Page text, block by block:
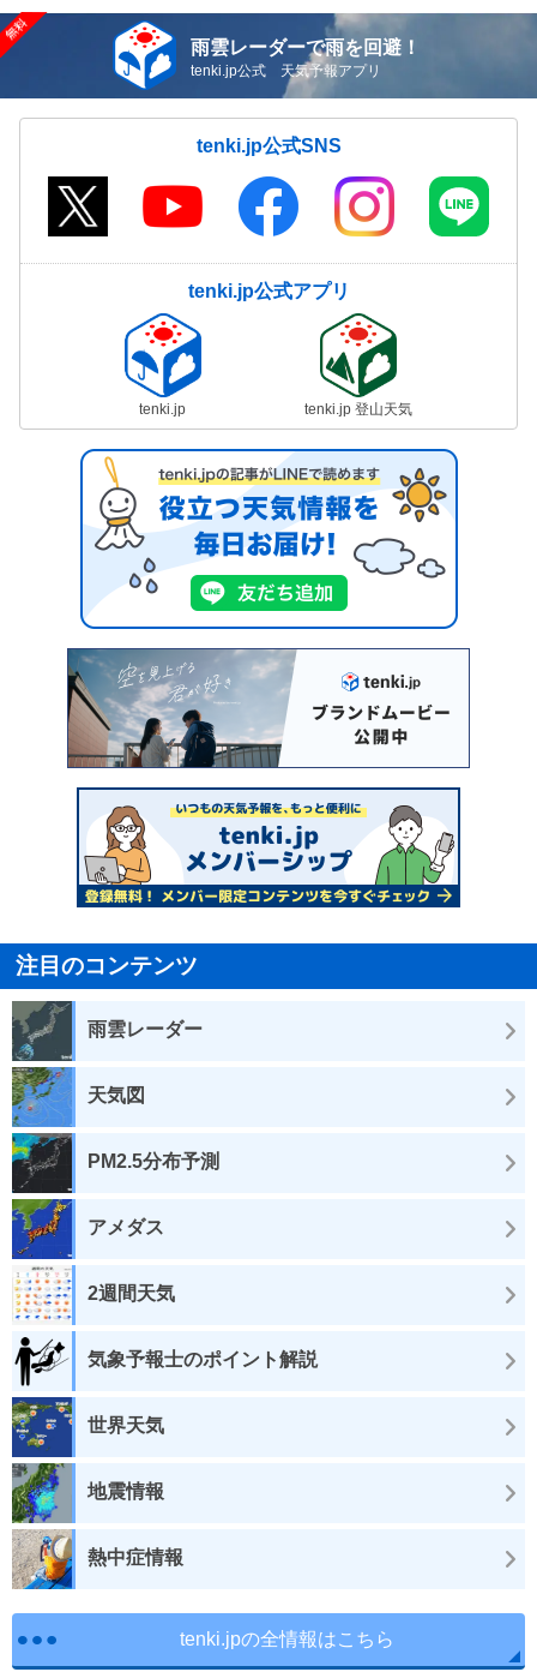
雨雲レーダーで雨を回避！
tenki.jp公式 天気予報アプリ
tenki.jp公式SNS
tenki.jp公式アプリ
tenki.jp tenki.jp 登山天気
注目のコンテンツ
雨雲レーダー
天気図
PM2.5分布予測
アメダス
2週間天気
気象予報士のポイント解説
世界天気
地震情報
熱中症情報
tenki.jpの全情報はこちら